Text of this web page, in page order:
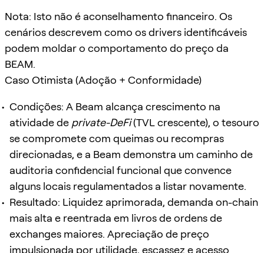
Nota: Isto não é aconselhamento financeiro. Os
cenários descrevem como os drivers identificáveis
podem moldar o comportamento do preço da
BEAM.
Caso Otimista (Adoção + Conformidade)
Condições: A Beam alcança crescimento na
atividade de private-DeFi(TVL crescente), o tesouro
se compromete com queimas ou recompras
direcionadas, e a Beam demonstra um caminho de
auditoria confidencial funcional que convence
alguns locais regulamentados a listar novamente.
Resultado: Liquidez aprimorada, demanda on-chain
mais alta e reentrada em livros de ordens de
exchanges maiores. Apreciação de preço
impulsionada por utilidade, escassez e acesso